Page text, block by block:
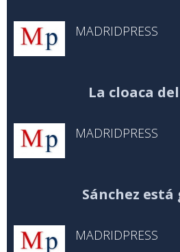
MADRIDPRESS
La cloaca del
MADRIDPRESS
Sánchez
MADRIDPRESS